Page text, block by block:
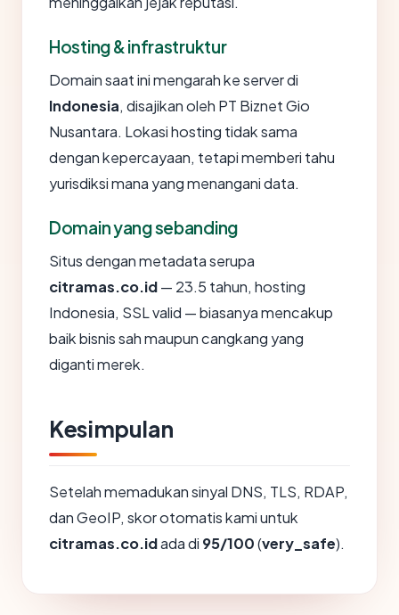
Hosting & infrastruktur
Domain saat ini mengarah ke server di
Indonesia, disajikan oleh PT Biznet Gio
Nusantara. Lokasi hosting tidak sama
dengan kepercayaan, tetapi memberi tahu
yurisdiksi mana yang menangani data.
Domain yang sebanding
Situs dengan metadata serupa
citramas.co.id— 23.5 tahun, hosting
Indonesia, SSL valid — biasanya mencakup
baik bisnis sah maupun cangkang yang
diganti merek.
Kesimpulan
Setelah memadukan sinyal DNS, TLS, RDAP,
dan GeoIP, skor otomatis kami untuk
citramas.co.idada di 95/100(very_safe).